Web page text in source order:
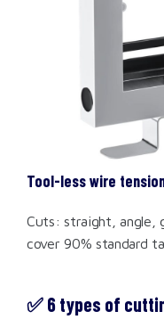
Tool-less wire
Cuts: straight, angle,
cover 90% standard
✅ 6 types of